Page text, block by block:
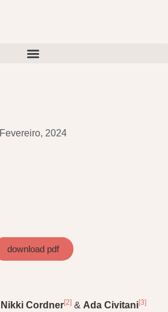
Fevereiro, 2024
download pdf
Nikki Cordner[2] & Ada Civitani[3]